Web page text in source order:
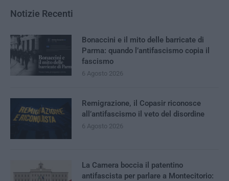
Notizie Recenti
Bonaccini e il mito delle barricate di
Parma: quando l’antifascismo copia il
fascismo
6 Agosto 2026
Remigrazione, il Copasir riconosce
all’antifascismo il veto del disordine
6 Agosto 2026
La Camera boccia il patentino
antifascista per parlare a Montecitorio: